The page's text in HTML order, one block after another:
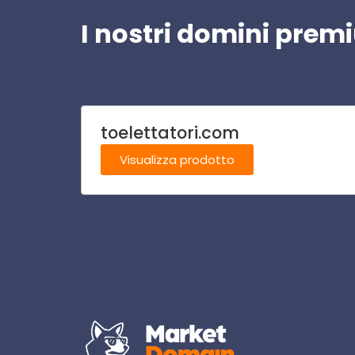
I nostri domini
toelettatori.com
Visualizza prodotto